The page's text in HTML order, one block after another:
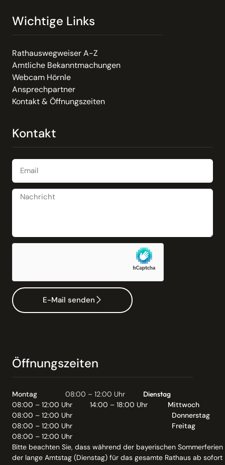
Wichtige Links
Rathauswegweiser A-Z
Amtliche Bekanntmachungen
Webcam Hörnle
Ansprechpartner
Kontakt & Öffnungszeiten
Kontakt
E-Mail senden
Öffnungszeiten
Montag 08:00 – 12:00 Uhr
Dienstag
08:00 – 12:00 Uhr
14:00 – 18:00 Uhr
Mittwoch
08:00 – 12:00 Uhr
Donnerstag
08:00 – 12:00 Uhr
Freitag
08:00 – 12:00 Uhr
Bitte beachten Sie, dass während der bayerischen Sommerferien
der lange Amtstag (Dienstag) für das gesamte Rathaus ab sofort